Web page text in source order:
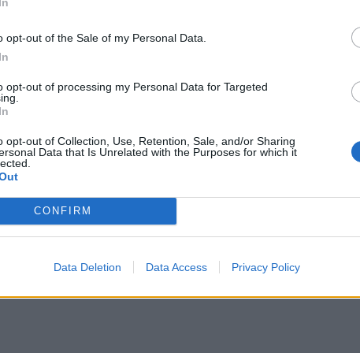
opt-out of the Sale of my Personal Data.
opt-out of processing my Personal Data for Targeted
opt-out of Collection, Use, Retention, Sale, and/or Sharing
Data that Is Unrelated with the Purposes for which it
CONFIRM
Data Deletion Data Access Privacy Policy
είπε ο ίδιος.
θα πρωταγωνιστήσει στις
μελέτες»
στα επόμενα βήματα που θα γίνουν
ο κ. Γεωργιάδης ανέφερε πως η Ελλάδα θα
στις κλινικές μελέτες, καθώς με την
ψηφιοποίηση των δεδομένων υγείας, από το
χώρα θα έχει τη δυνατότητα να αξιοποιεί
δευτερογενή δεδομένα και να
κλινικές μελέτες διεθνούς κλίμακας. «Η
νοημοσύνη αλλάζει τον κόσμο. Με τα
μας δεδομένα, η Ελλάδα μπορεί να μπει στην
πρωτοπορία» κατέληξε ο ίδιος.